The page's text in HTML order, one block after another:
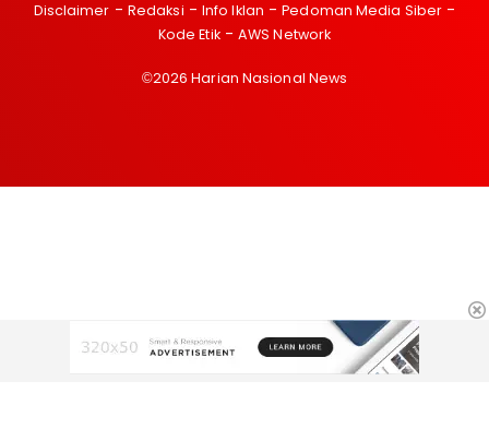
Disclaimer Redaksi Info Iklan
Pedoman Media Siber
Kode Etik
AWS Network
©2026 Harian Nasional News